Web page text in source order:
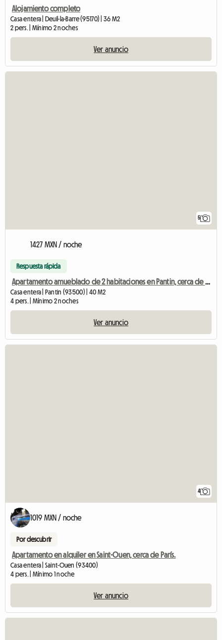
Alojamiento completo
Casa entera | Deuil-la-Barre (95170) | 36 M2
2 pers. | Mínimo 2 noches
Ver anuncio
5
1427 MXN / noche
Respuesta rápida
Apartamento amueblado de 2 habitaciones en Pantin, cerca de París.
Casa entera | Pantin (93500) | 40 M2
4 pers. | Mínimo 2 noches
Ver anuncio
4
1019 MXN / noche
Por descubrir
Apartamento en alquiler en Saint-Ouen, cerca de París.
Casa entera | Saint-Ouen (93400)
4 pers. | Mínimo 1 noche
Ver anuncio